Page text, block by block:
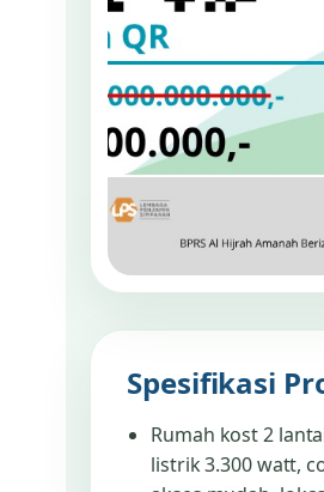
Spesifikasi
Rumah kost 2
listrik 3.300 watt,